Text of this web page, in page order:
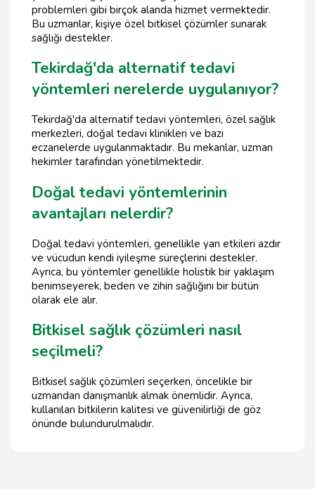
problemleri gibi birçok alanda hizmet vermektedir.
Bu uzmanlar, kişiye özel bitkisel çözümler sunarak
sağlığı destekler.
Tekirdağ'da alternatif tedavi
yöntemleri nerelerde uygulanıyor?
Tekirdağ'da alternatif tedavi yöntemleri, özel sağlık
merkezleri, doğal tedavi klinikleri ve bazı
eczanelerde uygulanmaktadır. Bu mekanlar, uzman
hekimler tarafından yönetilmektedir.
Doğal tedavi yöntemlerinin
avantajları nelerdir?
Doğal tedavi yöntemleri, genellikle yan etkileri azdır
ve vücudun kendi iyileşme süreçlerini destekler.
Ayrıca, bu yöntemler genellikle holistik bir yaklaşım
benimseyerek, beden ve zihin sağlığını bir bütün
olarak ele alır.
Bitkisel sağlık çözümleri nasıl
seçilmeli?
Bitkisel sağlık çözümleri seçerken, öncelikle bir
uzmandan danışmanlık almak önemlidir. Ayrıca,
kullanılan bitkilerin kalitesi ve güvenilirliği de göz
önünde bulundurulmalıdır.